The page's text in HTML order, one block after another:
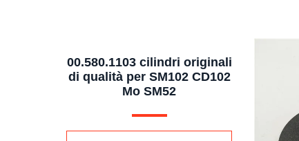
00.580.1103 cilindri originali
di qualità per SM102 CD102
Mo SM52